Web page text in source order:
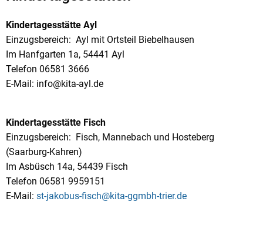
Kindertagesstätte Ayl
Einzugsbereich: Ayl mit Ortsteil Biebelhausen
Im Hanfgarten 1a, 54441 Ayl
Telefon 06581 3666
E-Mail: info@kita-ayl.de
Kindertagesstätte Fisch
Einzugsbereich: Fisch, Mannebach und Hosteberg
(Saarburg-Kahren)
Im Asbüsch 14a, 54439 Fisch
Telefon 06581 9959151
E-Mail: st-jakobus-fisch@kita-ggmbh-trier.de